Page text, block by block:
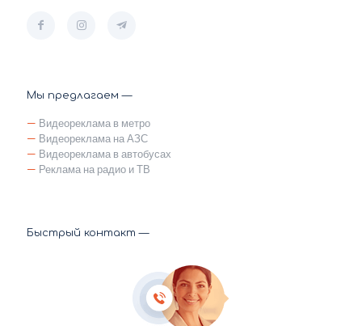
Мы предлагаем —
— Видеореклама в метро
— Видеореклама на АЗС
— Видеореклама в автобусах
— Реклама на радио и ТВ
Быстрый контакт —